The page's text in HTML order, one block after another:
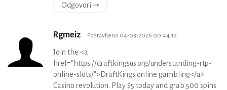
Odgovori ⇾
Rgmeiz Postavljeno 04-03-2026 00:44:12
Join the <a
href="https://draftkingsus.org/understanding-rtp-
online-slots/">DraftKings online gambling</a>
Casino revolution. Play $5 today and grab 500 spins